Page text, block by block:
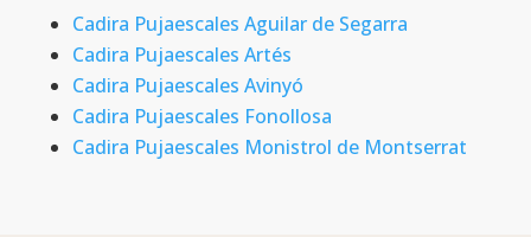
Cadira Pujaescales Aguilar de Segarra
Cadira Pujaescales Artés
Cadira Pujaescales Avinyó
Cadira Pujaescales Fonollosa
Cadira Pujaescales Monistrol de Montserrat